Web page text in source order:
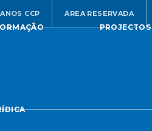
CCP ÁREA RESERVADA
PROJECTOS